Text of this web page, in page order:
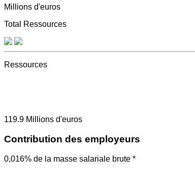
Millions d'euros
Total Ressources
Ressources
119.9 Millions d'euros
Contribution des employeurs
0,016% de la masse salariale brute *